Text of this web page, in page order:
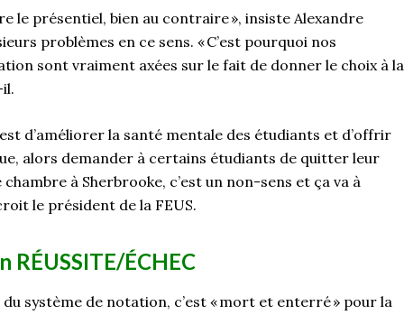
le présentiel, bien au contraire», insiste Alexandre
problèmes en ce sens. « C’est pourquoi nos
sont vraiment axées sur le fait de donner le choix à la
d’améliorer la santé mentale des étudiants et d’offrir
, alors demander à certains étudiants de quitter leur
à Sherbrooke, c’est un non-sens et ça va à
le président de la FEUS.
RÉUSSITE/ÉCHEC
système de notation, c’est « mort et enterré » pour la